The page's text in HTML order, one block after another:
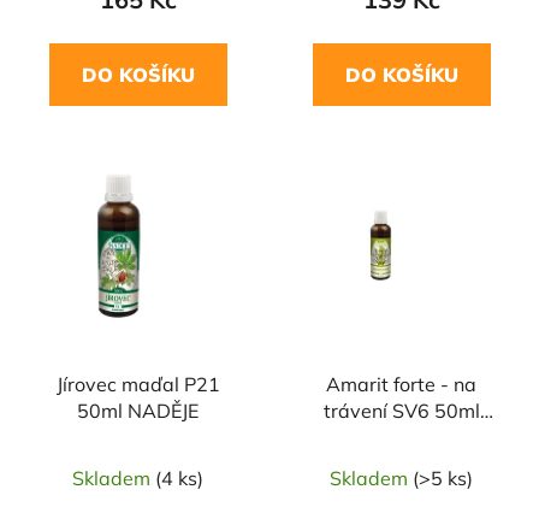
DO KOŠÍKU DO KOŠÍKU
Jírovec maďal P21
50ml NADĚJE
Skladem (4 ks)
Amarit forte - na
trávení SV6 50ml
Skladem (>5 ks)